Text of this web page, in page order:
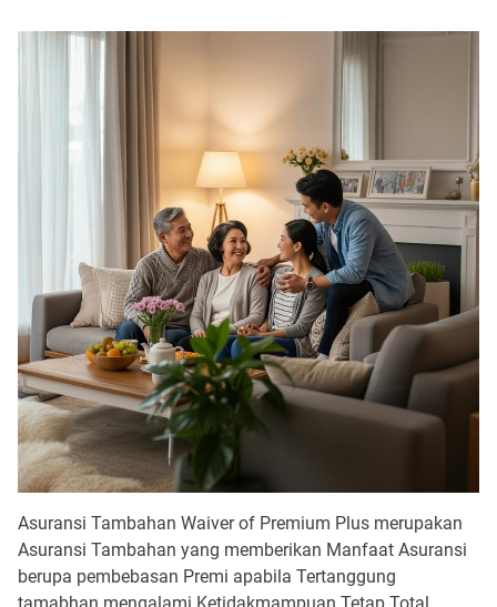
Asuransi Tambahan Waiver of Premium Plus merupakan
Asuransi Tambahan yang memberikan Manfaat Asuransi
berupa pembebasan Premi apabila Tertanggung
tamabhan mengalami Ketidakmampuan Tetap Total.